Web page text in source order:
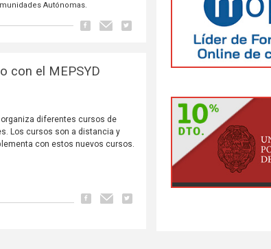
Autónomas.
con el MEPSYD
organiza diferentes cursos de
Los cursos son a distancia y
con estos nuevos cursos.